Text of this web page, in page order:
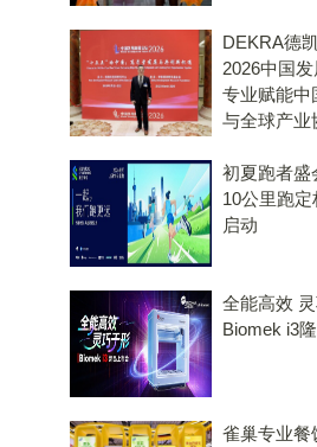
DEKRA德
2026中国
专业赋能中
与全球产业
初夏跑者盛
10公里跑
启动
全能高效
Biomek i3
雀巢专业餐